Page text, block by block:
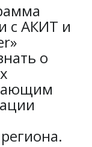
с АКИТ и
о